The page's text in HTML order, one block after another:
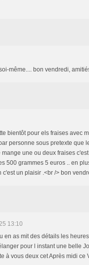
même.... bon vendredi,
bientôt pour els fraises avec
personne sous pretexte que
une ou deux fraises
500 grammes 5 euros .. en
un plaisir .<br /> bon
13:10
en as mit des détails les
pour l instant une belle
à vous deux cet Après midi ce